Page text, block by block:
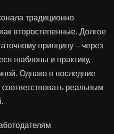
традиционно
второстепенные. Долгое
принципу – через
шаблоны и практику,
Однако в последние
реальным